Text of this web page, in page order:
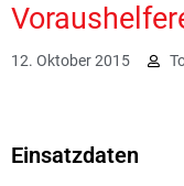
12. Oktober 2015
Einsatzdaten